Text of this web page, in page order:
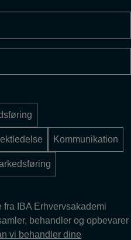
Kommunikation
IBA Erhvervsakademi
behandler og opbevarer
vi behandler dine